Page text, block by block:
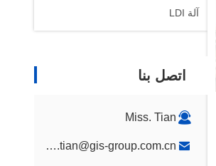
آلة LDI
اتصل بنا
Miss. Tian
fannie.tian@gis-group.com.cn